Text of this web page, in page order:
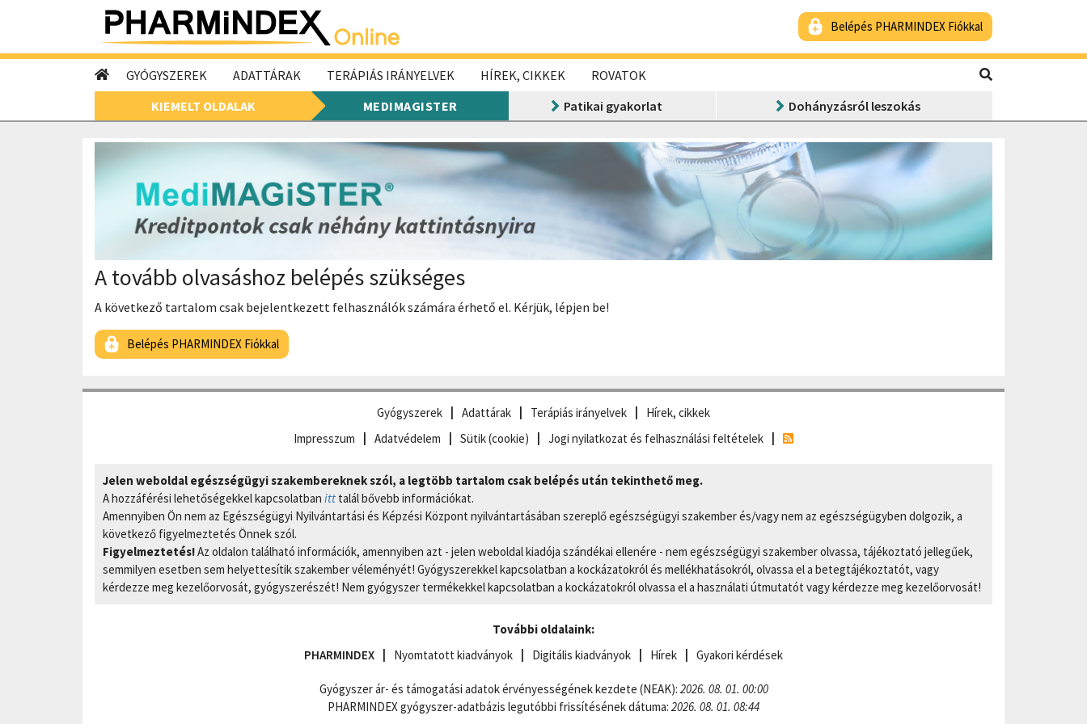
Belépés PHARMINDEX Fiókkal
GYÓGYSZEREK ADATTÁRAK TERÁPIÁS IRÁNYELVEK HÍREK, CIKKEK
ROVATOK
KIEMELT OLDALAK
MEDIMAGISTER Patikai gyakorlat Dohányzásról leszokás
A tovább olvasáshoz belépés szükséges
A következő tartalom csak bejelentkezett felhasználók számára érhető el. Kérjük, lépjen be!
Belépés PHARMINDEX Fiókkal
Gyógyszerek Adattárak Terápiás irányelvek
Hírek, cikkek
Impresszum
Adatvédelem Sütik (cookie) Jogi nyilatkozat és felhasználási feltételek
Jelen weboldal egészségügyi szakembereknek szól, a legtöbb tartalom csak belépés után tekinthető meg.
A hozzáférési lehetőségekkel kapcsolatban itt talál bővebb információkat.
Amennyiben Ön nem az Egészségügyi Nyilvántartási és Képzési Központ nyilvántartásában szereplő egészségügyi szakember és/vagy nem az egészségügyben dolgozik, a
következő figyelmeztetés Önnek szól.
Figyelmeztetés!Az oldalon található információk, amennyiben azt - jelen weboldal kiadója szándékai ellenére - nem egészségügyi szakember olvassa, tájékoztató jellegűek,
semmilyen esetben sem helyettesítik szakember véleményét! Gyógyszerekkel kapcsolatban a kockázatokról és mellékhatásokról, olvassa el a betegtájékoztatót, vagy
kérdezze meg kezelőorvosát, gyógyszerészét! Nem gyógyszer termékekkel kapcsolatban a kockázatokról olvassa el a használati útmutatót vagy kérdezze meg kezelőorvosát!
További oldalaink:
PHARMINDEX
Nyomtatott kiadványok Digitális kiadványok Hírek Gyakori kérdések
Gyógyszer ár- és támogatási adatok érvényességének kezdete (NEAK): 2026. 08. 01. 00:00
PHARMINDEX gyógyszer-adatbázis legutóbbi frissítésének dátuma: 2026. 08. 01. 08:44